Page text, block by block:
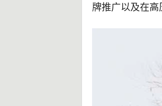
牌推广以及在高